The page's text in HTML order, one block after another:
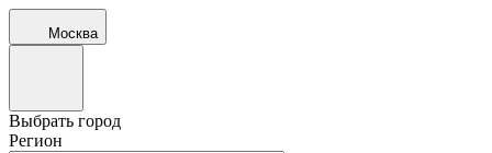
Москва
Выбрать город
Регион